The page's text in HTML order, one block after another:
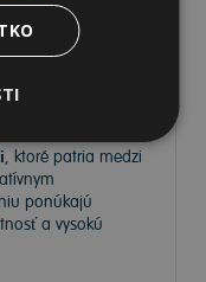
a
, ktoré patria medzi
ponúkajú
a vysokú